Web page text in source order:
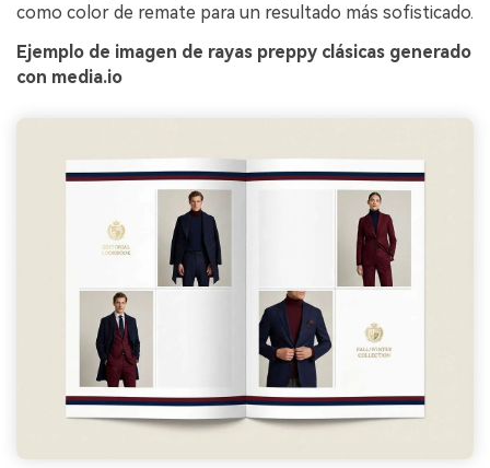
como color de remate para un resultado más sofisticado.
Ejemplo de imagen de rayas preppy clásicas generado
con media.io